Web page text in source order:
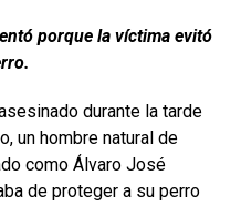
porque la víctima evitó
durante la tarde
un hombre natural de
como Álvaro José
de proteger a su perro